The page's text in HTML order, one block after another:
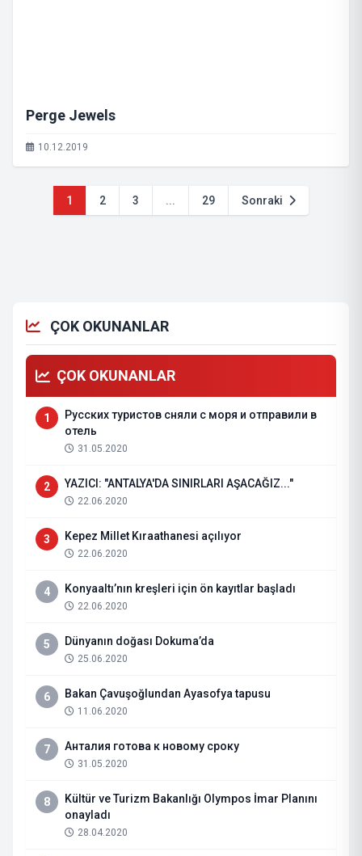
Perge Jewels
10.12.2019
1 2 3 ... 29 Sonraki
ÇOK OKUNANLAR
ÇOK OKUNANLAR
1
Русских туристов сняли с моря и отправили в
отель
31.05.2020
2 YAZICI: "ANTALYA'DA SINIRLARI AŞACAĞIZ..."
22.06.2020
3 Kepez Millet Kıraathanesi açılıyor
22.06.2020
4 Konyaaltı’nın kreşleri için ön kayıtlar başladı
22.06.2020
5 Dünyanın doğası Dokuma’da
25.06.2020
6 Bakan Çavuşoğlundan Ayasofya tapusu
11.06.2020
7 Анталия готова к новому сроку
31.05.2020
8
Kültür ve Turizm Bakanlığı Olympos İmar Planını
onayladı
28.04.2020